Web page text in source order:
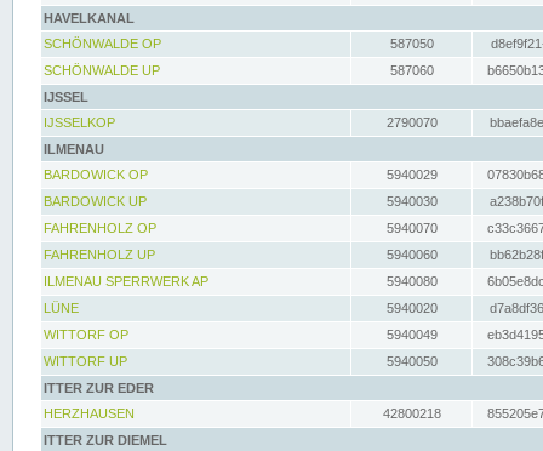
HAVELKANAL
SCHÖNWALDE OP
587050
SCHÖNWALDE UP
587060
IJSSEL
IJSSELKOP
2790070
ILMENAU
BARDOWICK OP
5940029
BARDOWICK UP
5940030
FAHRENHOLZ OP
5940070
FAHRENHOLZ UP
5940060
ILMENAU SPERRWERK AP
5940080
LÜNE
5940020
WITTORF OP
5940049
WITTORF UP
5940050
ITTER ZUR EDER
HERZHAUSEN
42800218
ITTER ZUR DIEMEL